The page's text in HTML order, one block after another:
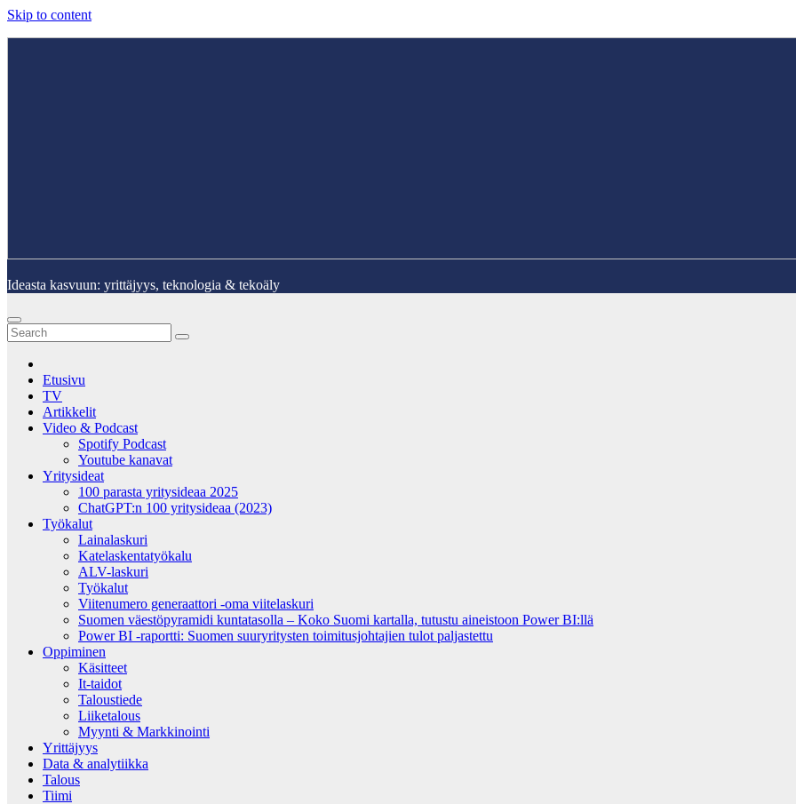
Skip to content
Ideasta kasvuun: yrittäjyys, teknologia & tekoäly
Etusivu
TV
Artikkelit
Video & Podcast
Spotify Podcast
Youtube kanavat
Yritysideat
100 parasta yritysideaa 2025
ChatGPT:n 100 yritysideaa (2023)
Työkalut
Lainalaskuri
Katelaskentatyökalu
ALV-laskuri
Työkalut
Viitenumero generaattori -oma viitelaskuri
Suomen väestöpyramidi kuntatasolla – Koko Suomi kartalla, tutustu aineistoon Power BI:llä
Power BI -raportti: Suomen suuryritysten toimitusjohtajien tulot paljastettu
Oppiminen
Käsitteet
It-taidot
Taloustiede
Liiketalous
Myynti & Markkinointi
Yrittäjyys
Data & analytiikka
Talous
Tiimi